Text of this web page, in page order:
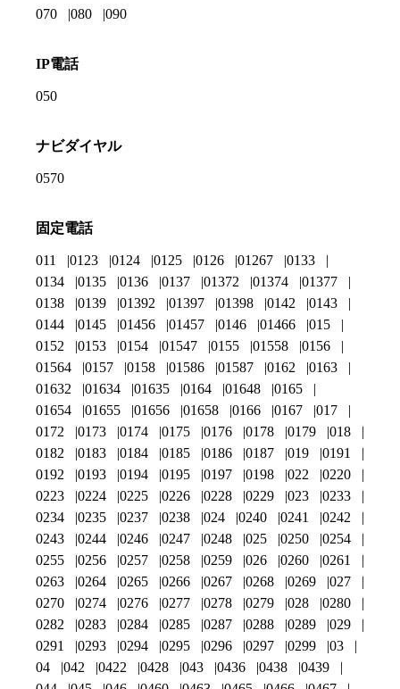
070 080 090
IP電話
050
ナビダイヤル
0570
固定電話
011 0123 0124 0125 0126 01267
0133
0134
0135 0136 0137 01372 01374
01377
0138
0139 01392 01397 01398 0142
0143
0144
0145 01456 01457 0146 01466
015
0152
0153 0154 01547 0155 01558
0156
01564
0157 0158 01586 01587 0162
0163
01632
01634 01635 0164 01648
0165
01654
01655 01656 01658 0166 0167
017
0172
0173 0174 0175 0176 0178 0179
018
0182
0183 0184 0185 0186 0187 019
0191
0192
0193 0194 0195 0197 0198 022
0220
0223
0224 0225 0226 0228 0229 023
0233
0234
0235 0237 0238 024 0240 0241
0242
0243
0244 0246 0247 0248 025 0250
0254
0255
0256 0257 0258 0259 026 0260
0261
0263
0264 0265 0266 0267 0268 0269
027
0270
0274 0276 0277 0278 0279 028
0280
0282
0283 0284 0285 0287 0288 0289
029
0291
0293 0294 0295 0296 0297 0299
03
04
042 0422 0428 043 0436 0438
0439